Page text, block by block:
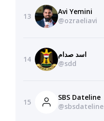
13
Avi Yemini
@ozraeliavi
14
اسد صدام
@sdd
15
SBS Dateline
@sbsdateline